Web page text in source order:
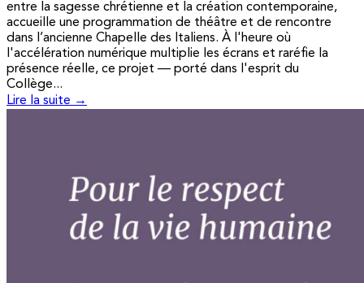
entre la sagesse chrétienne et la création contemporaine,
accueille une programmation de théâtre et de rencontre
dans l’ancienne Chapelle des Italiens. À l'heure où
l'accélération numérique multiplie les écrans et raréfie la
présence réelle, ce projet — porté dans l'esprit du
Collège...
Lire la suite →